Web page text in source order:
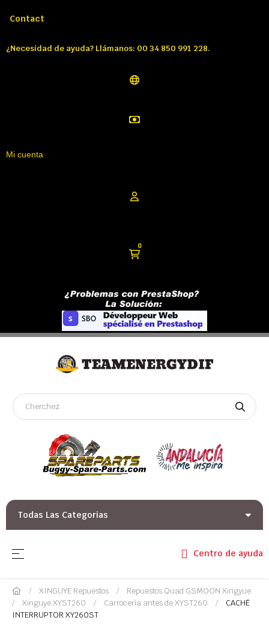
Contact
¿Necesidad de ayuda? Llámanos: 00 34 850 991 228.
Mi cuenta
0
Todas Las Categorias
Navegación de palanca
☰ Centro de ayuda
XINGUYE Repuestos
Repuestos Quad GSMOON Xingyue
Xinguye XYST260
Carrocería antes de XYST260
CACHÉ
INTERRUPTOR XY260ST